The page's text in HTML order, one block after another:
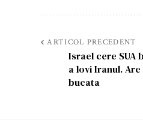
ARTICOL PRECEDENT
Israel cere SUA
a lovi Iranul. Are
bucata